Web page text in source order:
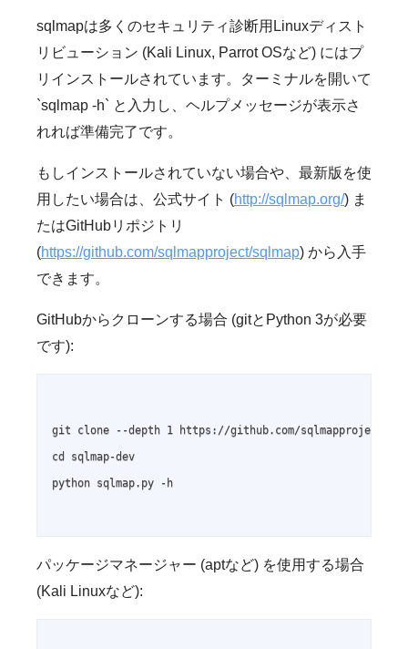
sqlmapは多くのセキュリティ診断用Linuxディスト
リビューション (Kali Linux, Parrot OSなど) にはプ
リインストールされています。ターミナルを開いて
`sqlmap -h` と入力し、ヘルプメッセージが表示さ
れれば準備完了です。
もしインストールされていない場合や、最新版を使
用したい場合は、公式サイト (http://sqlmap.org/) ま
たはGitHubリポジトリ
(https://github.com/sqlmapproject/sqlmap) から入手
できます。
GitHubからクローンする場合 (gitとPython 3が必要
です):
git clone --depth 1 https://github.com/sqlmapproject/
cd sqlmap-dev
python sqlmap.py -h
パッケージマネージャー (aptなど) を使用する場合
(Kali Linuxなど):